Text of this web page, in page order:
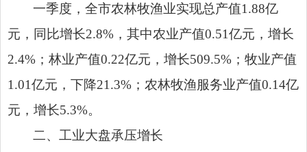
一季度，全市农林牧渔业实现总产值1.88亿
元，同比增长2.8% ，其中农业产值0.51亿元，增长
2.4% ；林业产值0.22亿元，增长509.5% ；牧业产值
1.01亿元，下降21.3% ；农林牧渔服务业产值0.14亿
元，增长5.3%。
二、工业大盘承压增长